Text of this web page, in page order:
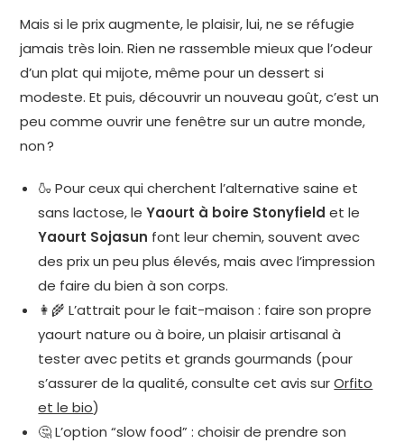
Mais si le prix augmente, le plaisir, lui, ne se réfugie
jamais très loin. Rien ne rassemble mieux que l’odeur
d’un plat qui mijote, même pour un dessert si
modeste. Et puis, découvrir un nouveau goût, c’est un
peu comme ouvrir une fenêtre sur un autre monde,
non ?
🍶 Pour ceux qui cherchent l’alternative saine et
sans lactose, leYaourt à boire Stonyfield et le
Yaourt Sojasun font leur chemin, souvent avec
des prix un peu plus élevés, mais avec l’impression
de faire du bien à son corps.
👩‍🌾 L’attrait pour le fait-maison : faire son propre
yaourt nature ou à boire, un plaisir artisanal à
tester avec petits et grands gourmands (pour
s’assurer de la qualité, consulte cet avis surOrfito
et le bio)
🤔 L’option “slow food” : choisir de prendre son